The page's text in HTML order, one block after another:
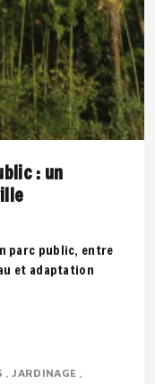
: un
parc public, entre
et adaptation
JARDINAGE